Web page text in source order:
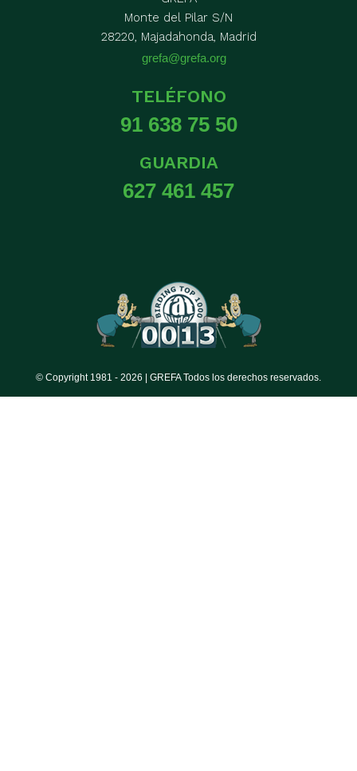
Monte del Pilar S/N
28220, Majadahonda, Madrid
grefa@grefa.org
TELÉFONO
91 638 75 50
GUARDIA
627 461 457
© Copyright 1981 - 2026 | GREFA Todos los derechos reservados.